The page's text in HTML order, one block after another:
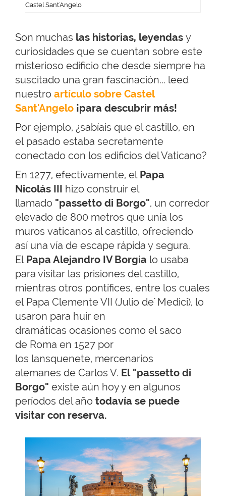
Castel Sant'Angelo
Son muchas las historias, leyendas y
curiosidades que se cuentan sobre este
misterioso edificio che desde siempre ha
suscitado una gran fascinación... leed
nuestro artículo sobre Castel
Sant'Angelo ¡para descubrir más!
Por ejemplo, ¿sabíais que el castillo, en
el pasado estaba secretamente
conectado con los edificios del Vaticano?
En 1277, efectivamente, el Papa
Nicolás III hizo construir el
llamado "passetto di Borgo", un corredor
elevado de 800 metros que unía los
muros vaticanos al castillo, ofreciendo
así una vía de escape rápida y segura.
El Papa Alejandro IV Borgia lo usaba
para visitar las prisiones del castillo,
mientras otros pontífices, entre los cuales
el Papa Clemente VII (Julio de' Medici), lo
usaron para huir en
dramáticas ocasiones como el saco
de Roma en 1527 por
los lansquenete, mercenarios
alemanes de Carlos V. El "passetto di
Borgo" existe aún hoy y en algunos
períodos del año todavía se puede
visitar con reserva.